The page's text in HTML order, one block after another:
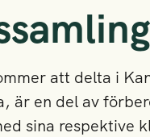
att delta i
är en del av
sina respektive